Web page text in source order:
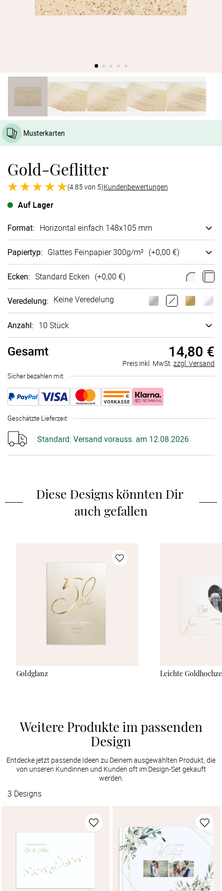
Musterkarten
Gold-Geflitter
(4.85 von 5)Kundenbewertungen
Auf Lager
Format: Horizontal einfach 148x105 mm
Papiertyp: Glattes Fein­papier 300g/m² (+0,00 €)
Ecken: Standard Ecken (+0,00 €)
Veredelung: Keine Veredelung
Anzahl: 10 Stück
Gesamt 14,80 €
Preis inkl. MwSt. zzgl. Versand
Sicher bezahlen mit:
Geschätzte Lieferzeit:
Standard: Versand vorauss. am 12.08.2026
Diese Designs könnten Dir
auch gefallen
Goldglanz Leichte
Weitere Produkte im passenden
Design
Entdecke jetzt passende Ideen zu Deinem ausgewählten Produkt, die
von unseren Kundinnen und Kunden oft im Design-Set gekauft
werden.
3 Designs